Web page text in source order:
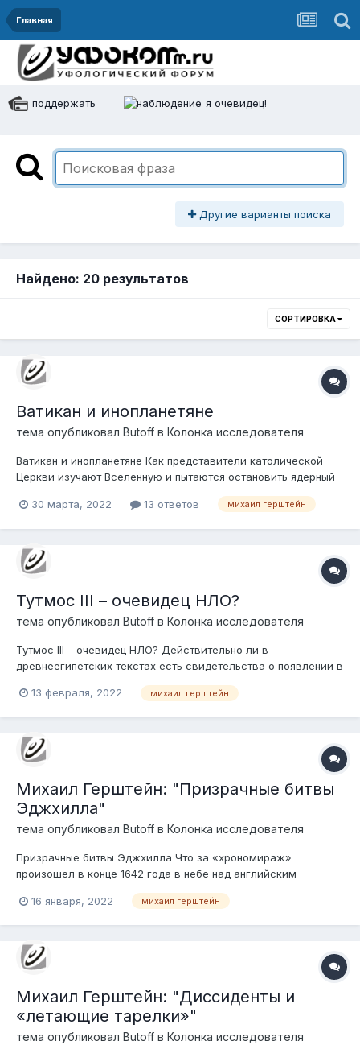
Главная
поддержать я очевидец!
Другие варианты поиска
Найдено: 20 результатов
СОРТИРОВКА
Ватикан и инопланетяне
тема опубликовал Butoff в Колонка исследователя
Ватикан и инопланетяне Как представители католической
Церкви изучают Вселенную и пытаются остановить ядерный
30 марта, 2022
13 ответов михаил герштейн
Тутмос III – очевидец НЛО?
тема опубликовал Butoff в Колонка исследователя
Тутмос III – очевидец НЛО? Действительно ли в
древнеегипетских текстах есть свидетельства о появлении в
13 февраля, 2022
михаил герштейн
Михаил Герштейн: "Призрачные битвы
Эджхилла"
тема опубликовал Butoff в Колонка исследователя
Призрачные битвы Эджхилла Что за «хрономираж»
произошел в конце 1642 года в небе над английским
16 января, 2022
михаил герштейн
Михаил Герштейн: "Диссиденты и
«летающие тарелки»"
тема опубликовал Butoff в Колонка исследователя